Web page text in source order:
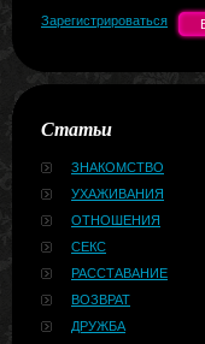
Зарегистрироваться
Статьи
ЗНАКОМСТВО
УХАЖИВАНИЯ
ОТНОШЕНИЯ
СЕКС
РАССТАВАНИЕ
ВОЗВРАТ
ДРУЖБА